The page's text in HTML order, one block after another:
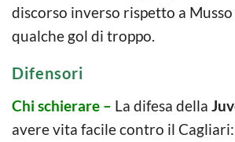
discorso inverso rispetto a
qualche gol di troppo.
Difensori
Chi schierare – La difesa della
avere vita facile contro il Cagliari: